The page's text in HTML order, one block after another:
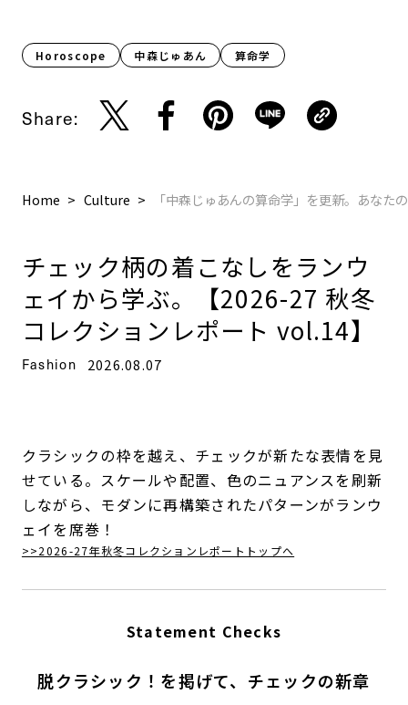
Horoscope 中森じゅあん 算命学
Share:
Home Culture 「中森じゅあんの算命学」を更新。あなた
チェック柄の着こなしをランウ
ェイから学ぶ。【2026-27 秋冬
コレクションレポート vol.14】
Fashion 2026.08.07
クラシックの枠を越え、チェックが新たな表情を見
せている。スケールや配置、色のニュアンスを刷新
しながら、モダンに再構築されたパターンがランウ
ェイを席巻！
>>2026-27年秋冬コレクションレポートトップへ
Statement Checks
脱クラシック！を掲げて、チェックの新章